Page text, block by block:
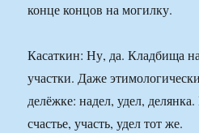
конце концов на могилку.
Касаткин: Ну, да. Кладбища
участки. Даже
делёжке: надел, удел,
счастье, участь, удел тот же.